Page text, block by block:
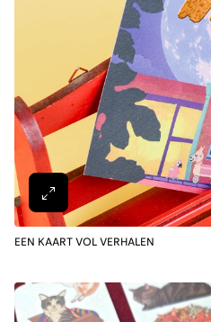
EEN KAART VOL VERHALEN